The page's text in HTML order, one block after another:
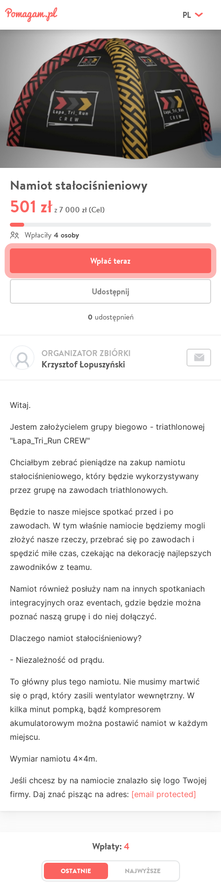
PL
Namiot stałociśnieniowy
501 zł z 7 000 zł (Cel)
Wpłaciły 4 osoby
Wpłać teraz
Udostępnij
0 udostępnień
Krzysztof Łopuszyński
ORGANIZATOR ZBIÓRKI
Witaj.
Jestem założycielem grupy biegowo - triathlonowej
"Łapa_Tri_Run CREW"
Chciałbym zebrać pieniądze na zakup namiotu
stałociśnieniowego, który będzie wykorzystywany
przez grupę na zawodach triathlonowych.
Będzie to nasze miejsce spotkać przed i po
zawodach. W tym właśnie namiocie będziemy mogli
złożyć nasze rzeczy, przebrać się po zawodach i
spędzić miłe czas, czekając na dekorację najlepszych
zawodników z teamu.
Namiot również posłuży nam na innych spotkaniach
integracyjnych oraz eventach, gdzie będzie można
poznać naszą grupę i do niej dołączyć.
Dlaczego namiot stałociśnieniowy?
- Niezależność od prądu.
To główny plus tego namiotu. Nie musimy martwić
się o prąd, który zasili wentylator wewnętrzny. W
kilka minut pompką, bądź kompresorem
akumulatorowym można postawić namiot w każdym
miejscu.
Wymiar namiotu 4x4m.
Jeśli chcesz by na namiocie znalazło się logo Twojej
firmy. Daj znać pisząc na adres: [email protected]
Wpłaty: 4
OSTATNIE NAJWYŻSZE